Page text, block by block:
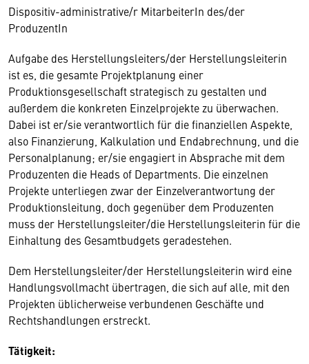
Dispositiv-administrative/r MitarbeiterIn des/der
ProduzentIn
Aufgabe des Herstellungsleiters/der Herstellungsleiterin
ist es, die gesamte Projektplanung einer
Produktionsgesellschaft strategisch zu gestalten und
außerdem die konkreten Einzelprojekte zu überwachen.
Dabei ist er/sie verantwortlich für die finanziellen Aspekte,
also Finanzierung, Kalkulation und Endabrechnung, und die
Personalplanung; er/sie engagiert in Absprache mit dem
Produzenten die Heads of Departments. Die einzelnen
Projekte unterliegen zwar der Einzelverantwortung der
Produktionsleitung, doch gegenüber dem Produzenten
muss der Herstellungsleiter/die Herstellungsleiterin für die
Einhaltung des Gesamtbudgets geradestehen.
Dem Herstellungsleiter/der Herstellungsleiterin wird eine
Handlungsvollmacht übertragen, die sich auf alle, mit den
Projekten üblicherweise verbundenen Geschäfte und
Rechtshandlungen erstreckt.
Tätigkeit: